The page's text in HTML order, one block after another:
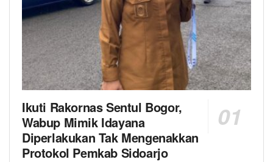
Ikuti Rakornas Sentul Bogor,
Wabup Mimik Idayana
Diperlakukan Tak Mengenakkan
Protokol Pemkab Sidoarjo